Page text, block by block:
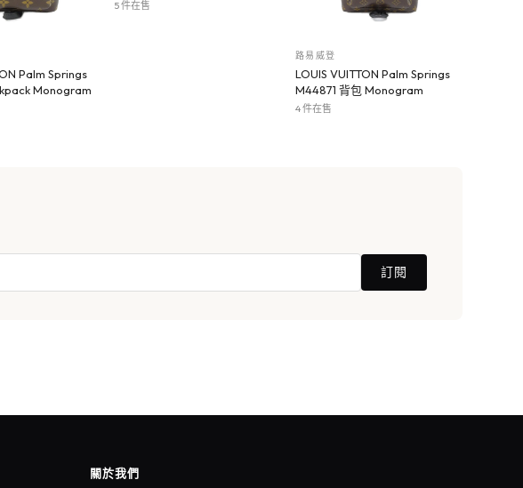
Palm Springs
Monogram
5 件在售
路易威登
LOUIS VUITTON Palm Springs
M44871 背包 Monogram
4 件在售
訂閱
關於我們